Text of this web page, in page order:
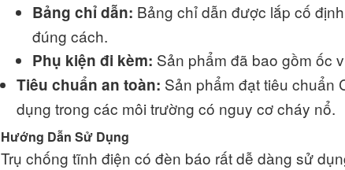
Bảng chỉ dẫn: Bảng chỉ dẫn được lắp cố
đúng cách.
Phụ kiện đi kèm: Sản phẩm đã bao gồm ốc
Tiêu chuẩn an toàn: Sản phẩm đạt tiêu chuẩn
dụng trong các môi trường có nguy cơ cháy nổ.
Hướng Dẫn Sử Dụng
Trụ chống tĩnh điện có đèn báo rất dễ dàng sử